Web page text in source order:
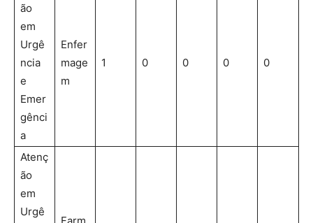
ão
em
Urgê
ncia
e
Emer
gênci
a
Enfer
mage
m
1 0 0 0 0
Atenç
ão
em
Urgê
Farm